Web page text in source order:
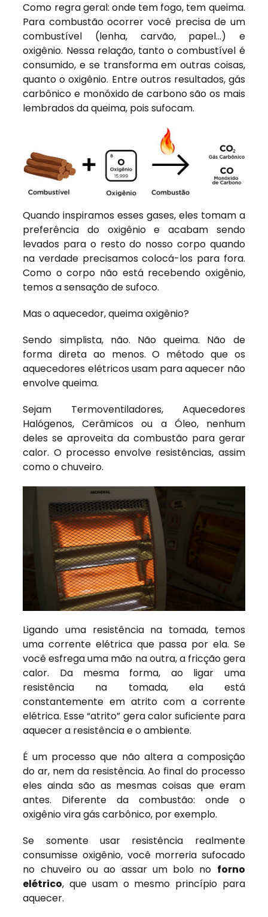
Como regra geral: onde tem fogo, tem queima.
Para combustão ocorrer você precisa de um
combustível (lenha, carvão, papel…) e
oxigênio. Nessa relação, tanto o combustível é
consumido, e se transforma em outras coisas,
quanto o oxigênio. Entre outros resultados, gás
carbônico e monóxido de carbono são os mais
lembrados da queima, pois sufocam.
Quando inspiramos esses gases, eles tomam a
preferência do oxigênio e acabam sendo
levados para o resto do nosso corpo quando
na verdade precisamos colocá-los para fora.
Como o corpo não está recebendo oxigênio,
temos a sensação de sufoco.
Mas o aquecedor, queima oxigênio?
Sendo simplista, não. Não queima. Não de
forma direta ao menos. O método que os
aquecedores elétricos usam para aquecer não
envolve queima.
Sejam Termoventiladores, Aquecedores
Halógenos, Cerâmicos ou a Óleo, nenhum
deles se aproveita da combustão para gerar
calor. O processo envolve resistências, assim
como o chuveiro.
Ligando uma resistência na tomada, temos
uma corrente elétrica que passa por ela. Se
você esfrega uma mão na outra, a fricção gera
calor. Da mesma forma, ao ligar uma
resistência na tomada, ela está
constantemente em atrito com a corrente
elétrica. Esse “atrito” gera calor suficiente para
aquecer a resistência e o ambiente.
É um processo que não altera a composição
do ar, nem da resistência. Ao final do processo
eles ainda são as mesmas coisas que eram
antes. Diferente da combustão: onde o
oxigênio vira gás carbônico, por exemplo.
Se somente usar resistência realmente
consumisse oxigênio, você morreria sufocado
no chuveiro ou ao assar um bolo no forno
elétrico, que usam o mesmo princípio para
aquecer.